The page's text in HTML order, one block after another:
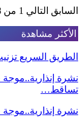
السابق التالي 1 من 118
الأكثر مشاهدة
الطريق السريع
نشرة
تساقط…
نشرة